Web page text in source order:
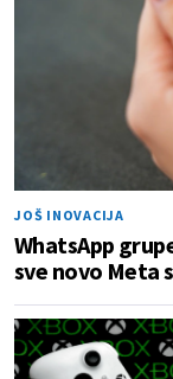
JOŠ INOVACIJA
WhatsApp
sve novo Meta